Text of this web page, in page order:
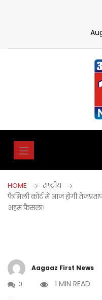
HOME
राष्ट्रीय
फैमिली कोर्ट में आज होगी
अहम फैसला!
Aagaaz First News
0
1 MIN READ